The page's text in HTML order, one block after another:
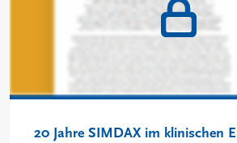
20 Jahre SIMDAX im klinischen